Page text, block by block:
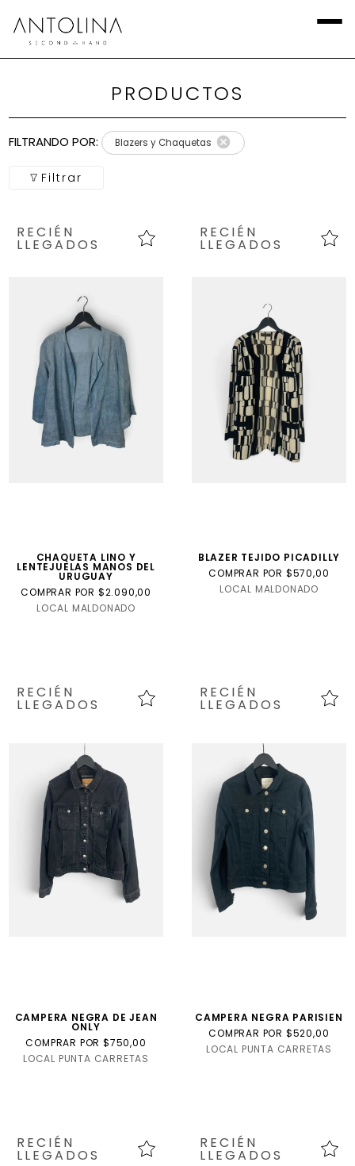
PRODUCTOS
FILTRANDO POR: Blazers y Chaquetas
Filtrar
Filtros
Local
Calzado
marca
Talla
Internacional
Talla
USA
talle
niño
RECIÉN
LLEGADOS
CHAQUETA LINO Y
LENTEJUELAS MANOS DEL
URUGUAY
COMPRAR POR $2.090,00
LOCAL MALDONADO
RECIÉN
LLEGADOS
BLAZER TEJIDO PICADILLY
COMPRAR POR $570,00
LOCAL MALDONADO
RECIÉN
LLEGADOS
CAMPERA NEGRA DE JEAN
ONLY
COMPRAR POR $750,00
LOCAL PUNTA CARRETAS
RECIÉN
LLEGADOS
CAMPERA NEGRA PARISIEN
COMPRAR POR $520,00
LOCAL PUNTA CARRETAS
RECIÉN
LLEGADOS
RECIÉN
LLEGADOS